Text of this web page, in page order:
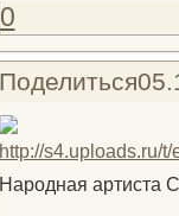
0
Поделиться
Народная артиста